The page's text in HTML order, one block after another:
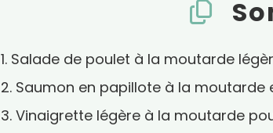
1. Salade de poulet à la moutarde
2. Saumon en papillote à la moutarde
3. Vinaigrette légère à la moutarde